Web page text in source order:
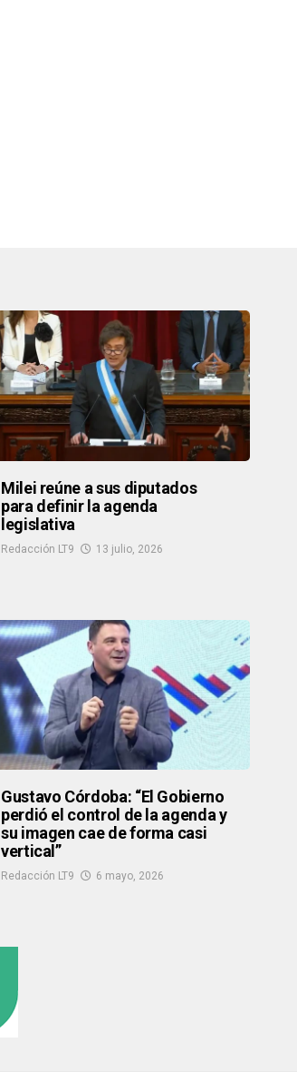
Milei reúne a sus diputados
para definir la agenda
legislativa
Redacción LT9 13 julio, 2026
Gustavo Córdoba: “El Gobierno
perdió el control de la agenda y
su imagen cae de forma casi
vertical”
Redacción LT9 6 mayo, 2026